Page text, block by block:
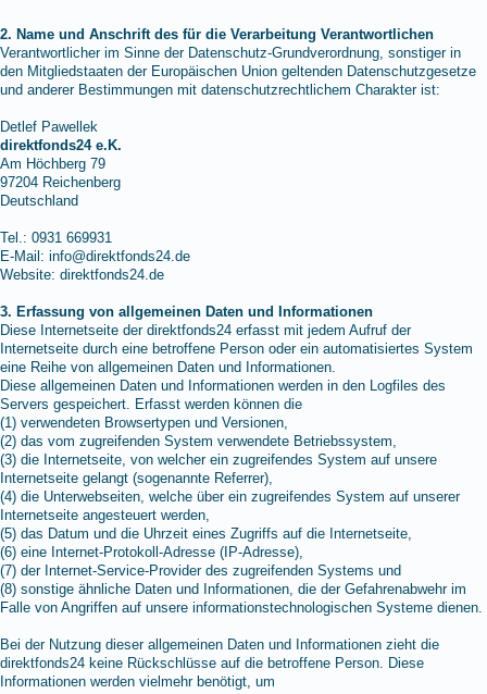
2. Name und Anschrift des für die Verarbeitung Verantwortlichen
Verantwortlicher im Sinne der Datenschutz-Grundverordnung, sonstiger in
den Mitgliedstaaten der Europäischen Union geltenden Datenschutzgesetze
und anderer Bestimmungen mit datenschutzrechtlichem Charakter ist:
Detlef Pawellek
direktfonds24 e.K.
Am Höchberg 79
97204 Reichenberg
Deutschland
Tel.: 0931 669931
E-Mail: info@direktfonds24.de
Website: direktfonds24.de
3. Erfassung von allgemeinen Daten und Informationen
Diese Internetseite der direktfonds24 erfasst mit jedem Aufruf der
Internetseite durch eine betroffene Person oder ein automatisiertes System
eine Reihe von allgemeinen Daten und Informationen.
Diese allgemeinen Daten und Informationen werden in den Logfiles des
Servers gespeichert. Erfasst werden können die
(1) verwendeten Browsertypen und Versionen,
(2) das vom zugreifenden System verwendete Betriebssystem,
(3) die Internetseite, von welcher ein zugreifendes System auf unsere
Internetseite gelangt (sogenannte Referrer),
(4) die Unterwebseiten, welche über ein zugreifendes System auf unserer
Internetseite angesteuert werden,
(5) das Datum und die Uhrzeit eines Zugriffs auf die Internetseite,
(6) eine Internet-Protokoll-Adresse (IP-Adresse),
(7) der Internet-Service-Provider des zugreifenden Systems und
(8) sonstige ähnliche Daten und Informationen, die der Gefahrenabwehr im
Falle von Angriffen auf unsere informationstechnologischen Systeme dienen.
Bei der Nutzung dieser allgemeinen Daten und Informationen zieht die
direktfonds24 keine Rückschlüsse auf die betroffene Person. Diese
Informationen werden vielmehr benötigt, um